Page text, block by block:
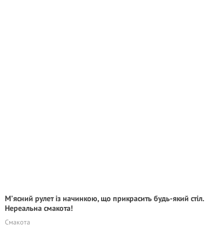
М’ясний рулет із начинкою, що прикрасить будь-який стіл.
Нереальна смакота!
Смакота